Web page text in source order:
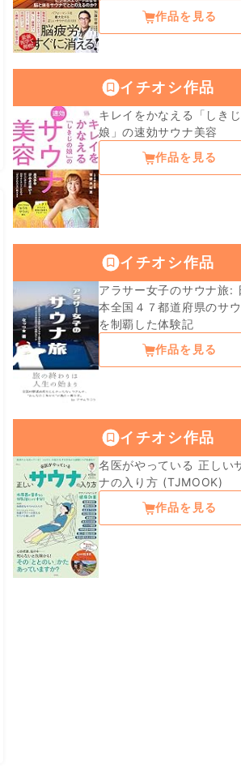
作品を見る
イチオシ作品
キレイをかなえる「しき
娘」の速効サウナ美容
作品を見る
イチオシ作品
アラサー女子のサウナ旅:
本全国４７都道府県のサ
を制覇した体験記
作品を見る
イチオシ作品
名医がやっている 正しい
ナの入り方 (TJMOOK)
作品を見る